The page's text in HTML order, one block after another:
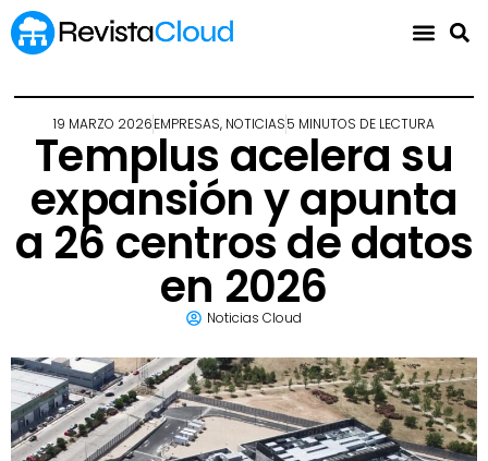
19 MARZO 2026EMPRESAS, NOTICIAS5 MINUTOS DE LECTURA
Templus acelera su
expansión y apunta
a 26 centros de datos
en 2026
Noticias Cloud